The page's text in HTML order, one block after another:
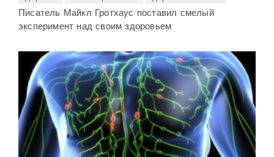
Писатель Майкл Гротхаус поставил смелый
эксперимент над своим здоровьем.